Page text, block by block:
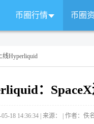
币圈行情 币圈
线Hyperliquid
：
05-18 14:36:34 | 来源： | 作者：佚名